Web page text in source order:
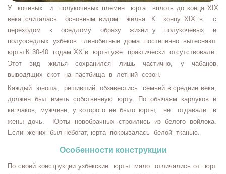
У кочевых и полукочевых племен юрта вплоть до конца XIX
века считалась основным видом жилья. К концу XIX в. с
переходом к оседлому образу жизни у полукочевых и
полуоседлых узбеков глинобитные дома постепенно вытесняют
юрты.К 30-40 годам ХХ в. юрты уже практически отсутствовали.
Этот вид жилья сохранился лишь частично, у чабанов,
выводящих скот на пастбища в летний сезон.
Каждый юноша, решивший обзавестись семьей в средние века,
должен был иметь собственную юрту. По обычаям карлуков и
кипчаков, мужчине, у которого не было юрты, не отдавали в
жены дочь. Юрты новобрачных строились из белого войлока.
Если жених был небогат, юрта покрывалась белой тканью.
Особенности конструкции
По своей конструкции узбекские юрты мало отличались от юрт